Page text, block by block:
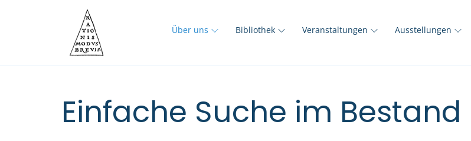
Über uns Bibliothek Veranstaltungen Ausstellungen
Einfache Suche im